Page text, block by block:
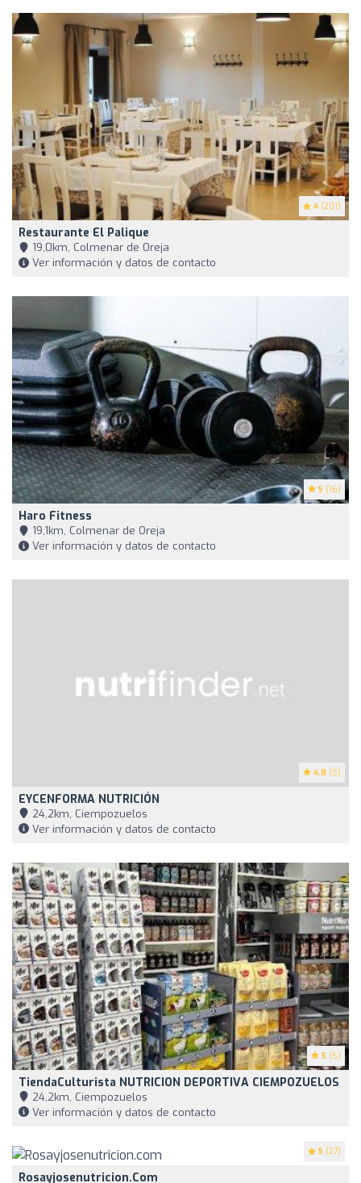
4 (201)
Restaurante El Palique
19,0km, Colmenar de Oreja
Ver información y datos de contacto
5 (16)
Haro Fitness
19,1km, Colmenar de Oreja
Ver información y datos de contacto
4.8 (5)
EYCENFORMA NUTRICIÓN
24,2km, Ciempozuelos
Ver información y datos de contacto
5 (5)
TiendaCulturista NUTRICION DEPORTIVA CIEMPOZUELOS
24,2km, Ciempozuelos
Ver información y datos de contacto
5 (27)
Rosayjosenutricion.com